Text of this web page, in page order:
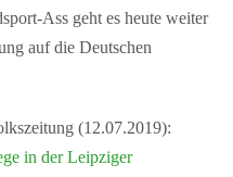
Ass geht es heute weiter
auf die Deutschen
(12.07.2019):
in der Leipziger